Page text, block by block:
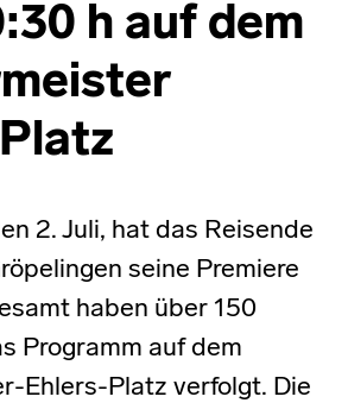
h auf dem
2. Juli, hat das Reisende
seine Premiere
haben über 150
Programm auf dem
Ehlers-Platz verfolgt. Die